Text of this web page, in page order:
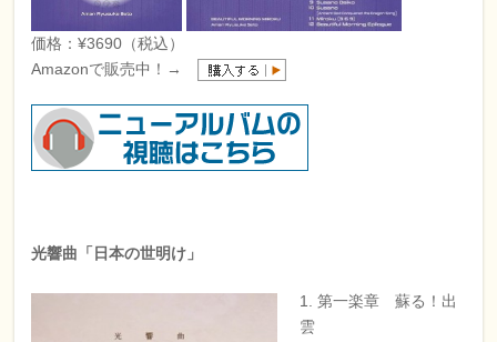
価格：¥3690（税込）
Amazonで販売中！→
光響曲「日本の世明け」
1. 第一楽章 蘇る！出
雲